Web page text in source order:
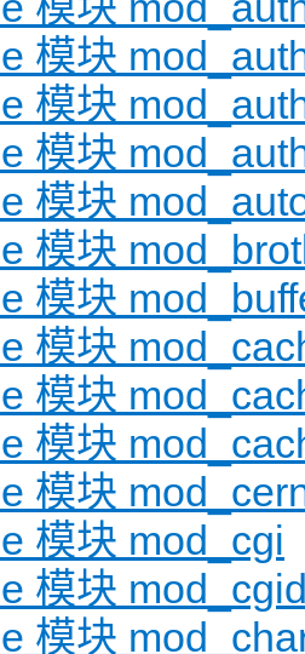
模块
模块
模块
模块
模块
模块
模块
模块
模块
模块
模块 mod_cgi
模块
模块